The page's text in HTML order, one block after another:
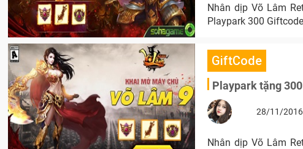
Nhân dịp Võ Lâm
Playpark 300
GiftCode
Playpark tặng
28/11/2016
Nhân dịp Võ Lâm